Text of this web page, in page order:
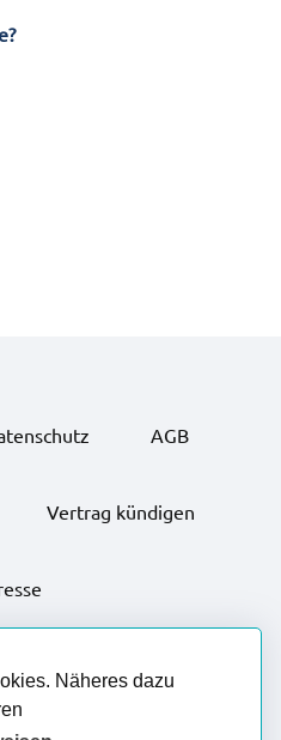
Näheres dazu
AGB
Vertrag kündigen